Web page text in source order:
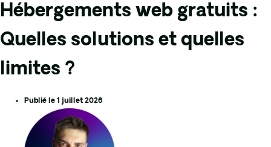
Hébergements web gratuits :
Quelles solutions et quelles
limites ?
Publié le 1 juillet 2026